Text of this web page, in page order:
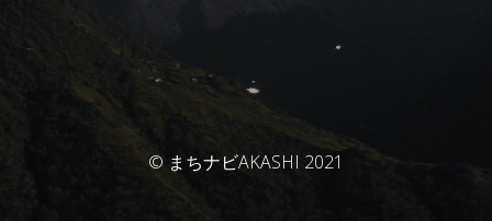
© まちナビAKASHI 2021